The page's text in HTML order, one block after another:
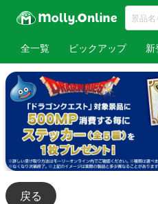
全一覧 ピックアップ 新
戻る